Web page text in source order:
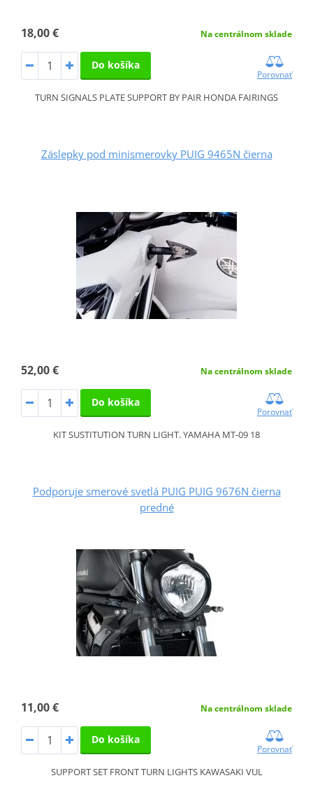
18,00 € Na centrálnom sklade
Do košíka
Porovnať
TURN SIGNALS PLATE SUPPORT BY PAIR HONDA FAIRINGS
Záslepky pod minismerovky PUIG 9465N čierna
52,00 € Na centrálnom sklade
Do košíka
Porovnať
KIT SUSTITUTION TURN LIGHT. YAMAHA MT-09 18
Podporuje smerové svetlá PUIG PUIG 9676N čierna
predné
11,00 € Na centrálnom sklade
Do košíka
Porovnať
SUPPORT SET FRONT TURN LIGHTS KAWASAKI VUL